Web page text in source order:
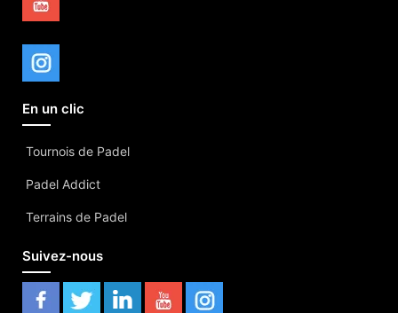
En un clic
Tournois de Padel
Padel Addict
Terrains de Padel
Suivez-nous